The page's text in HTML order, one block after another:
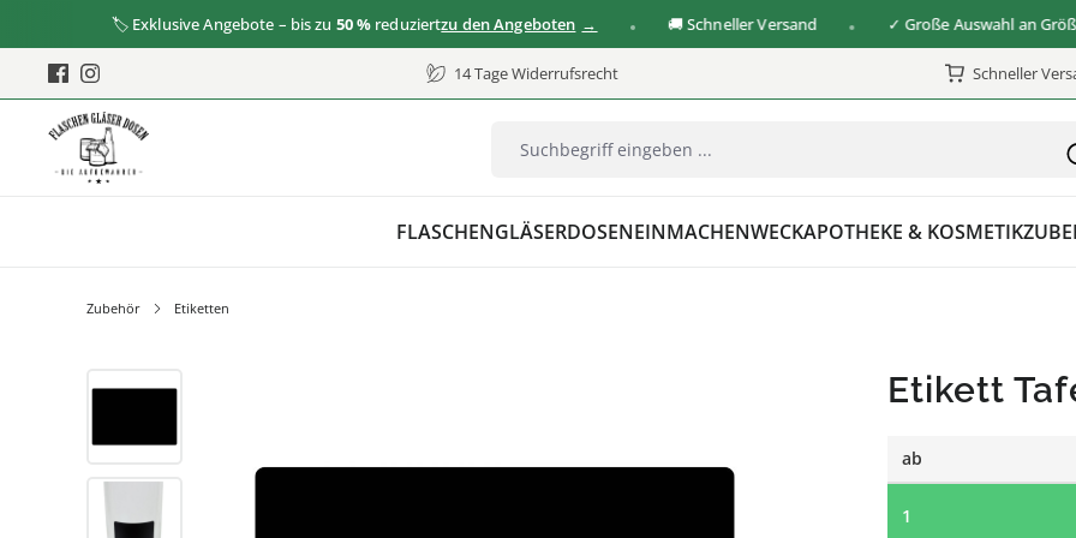
🏷️ Exklusive Angebote – bis zu 50 % reduziertzu den Angeboten 🚚 Schneller Versand ✓ Große Auswahl an Größen &
14 Tage Widerrufsrecht Schneller
FLASCHENGLÄSERDOSENEINMACHENWECKAPOTHEKE & KOSMETIK
Zubehör Etiketten
Bildergalerie überspringen Etikett
ab
1